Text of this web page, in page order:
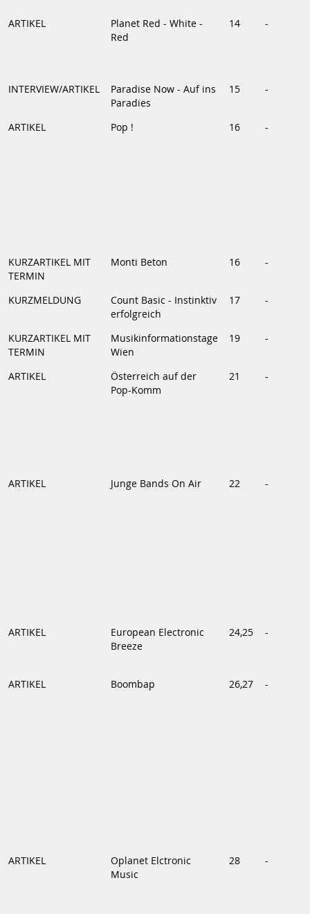
ARTIKEL
Planet Red - White -
Red
14 -
INTERVIEW/ARTIKEL
Paradise Now - Auf ins
Paradies
15 -
ARTIKEL Pop ! 16 -
KURZARTIKEL MIT
TERMIN
Monti Beton 16 -
KURZMELDUNG
Count Basic - Instinktiv
erfolgreich
17 -
KURZARTIKEL MIT
TERMIN
Musikinformationstage
Wien
19 -
ARTIKEL
Österreich auf der
Pop-Komm
21 -
ARTIKEL Junge Bands On Air 22 -
ARTIKEL
European Electronic
Breeze
24,25 -
ARTIKEL Boombap 26,27 -
ARTIKEL
Oplanet Elctronic
Music
28 -